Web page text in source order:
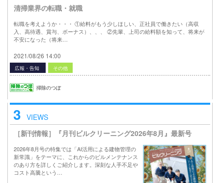
清掃業界の転職・就職
転職を考えようか・・・ ①給料がもう少しほしい、正社員で働きたい（高収
入、高待遇、賞与、ボーナス）、、、 ②先輩、上司の給料額を知って、将来が
不安になった（将来…
2021/08/26 14:00
広報・告知 その他
掃除のつぼ
3 VIEWS
［新刊情報］『月刊ビルクリーニング2026年8月』最新号
2026年8月号の特集では「AI活用による建物管理の
新常識」をテーマに、これからのビルメンテナンス
のあり方を詳しくご紹介します。深刻な人手不足や
コスト高騰という…